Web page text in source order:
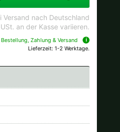
Versand nach Deutschland
an der Kasse variieren.
Zahlung & Versand
Lieferzeit: 1-2 Werktage.